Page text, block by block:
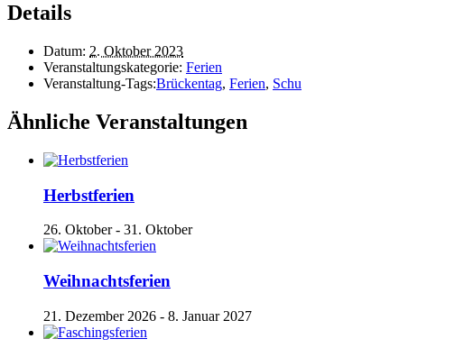
Details
Datum: 2. Oktober 2023
Veranstaltungskategorie: Ferien
Veranstaltung-Tags:Brückentag, Ferien, Schu
Ähnliche Veranstaltungen
Herbstferien
26. Oktober- 31. Oktober
Weihnachtsferien
21. Dezember 2026 - 8. Januar 2027